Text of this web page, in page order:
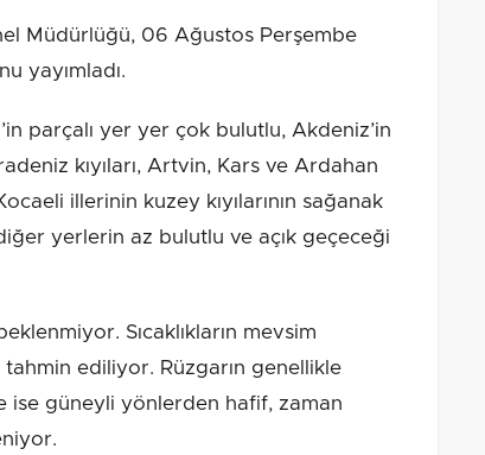
Müdürlüğü, 06 Ağustos Perşembe
yayımladı.
parçalı yer yer çok bulutlu, Akdeniz’in
kıyıları, Artvin, Kars ve Ardahan
illerinin kuzey kıyılarının sağanak
yerlerin az bulutlu ve açık geçeceği
Sıcaklıkların mevsim
ediliyor. Rüzgarın genellikle
ise güneyli yönlerden hafif, zaman